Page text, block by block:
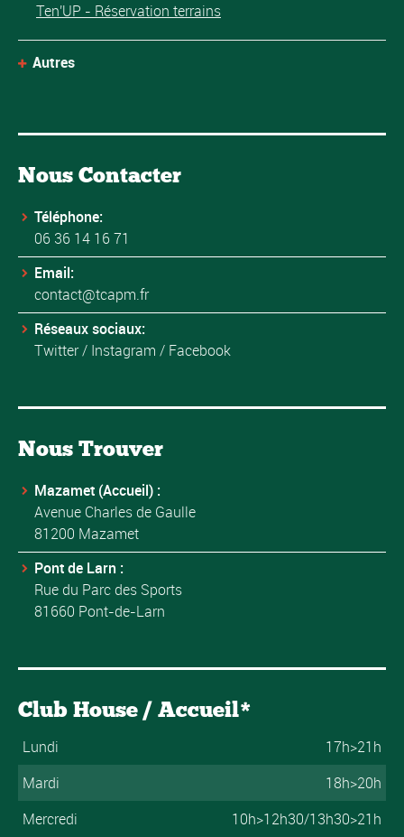
Ten'UP - Réservation terrains
Autres
Nous Contacter
Téléphone:
06 36 14 16 71
Email:
contact@tcapm.fr
Réseaux sociaux:
Twitter/ Instagram / Facebook
Nous Trouver
Mazamet (Accueil) :
Avenue Charles de Gaulle
81200 Mazamet
Pont de Larn :
Rue du Parc des Sports
81660 Pont-de-Larn
Club House / Accueil*
Lundi
17h>21h
Mardi
18h>20h
Mercredi
10h>12h30/13h30>21h